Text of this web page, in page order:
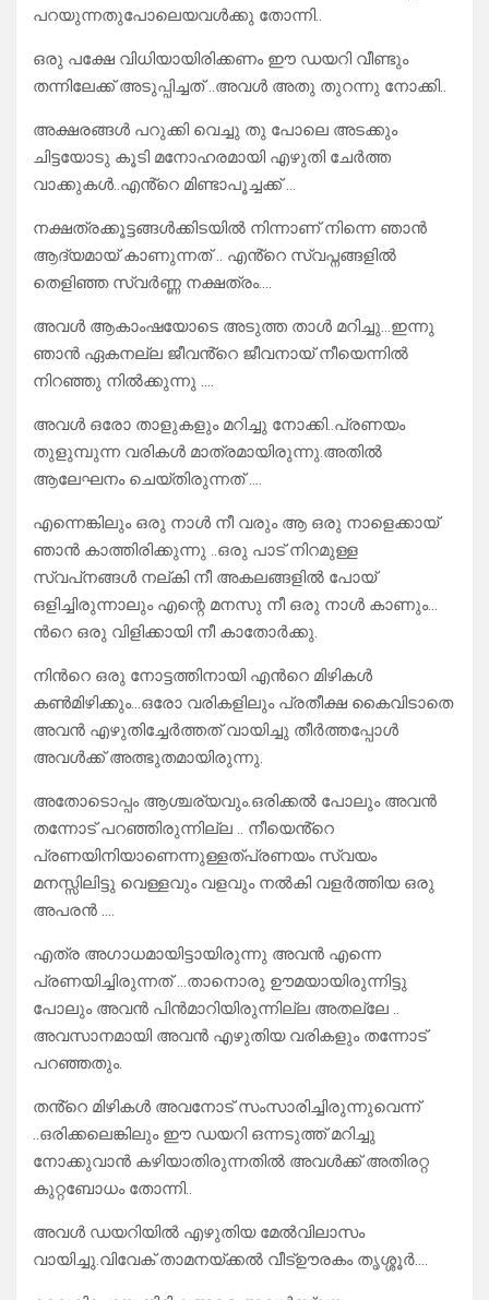
പറയുന്നതുപോലെയവൾക്കു തോന്നി..
ഒരു പക്ഷേ വിധിയായിരിക്കണം ഈ ഡയറി വീണ്ടും
തന്നിലേക്ക് അടുപ്പിച്ചത് ..അവൾ അതു തുറന്നു നോക്കി..
അക്ഷരങ്ങൾ പറുക്കി വെച്ചു തു പോലെ അടക്കും
ചിട്ടയോടു കൂടി മനോഹരമായി എഴുതി ചേർത്ത
വാക്കുകൾ..എൻ്റെ മിണ്ടാപൂച്ചക്ക് …
നക്ഷത്രക്കൂട്ടങ്ങൾക്കിടയിൽ നിന്നാണ് നിന്നെ ഞാൻ
ആദ്യമായ് കാണുന്നത് .. എൻ്റെ സ്വപ്നങ്ങളിൽ
തെളിഞ്ഞ സ്വർണ്ണ നക്ഷത്രം….
അവൾ ആകാംഷയോടെ അടുത്ത താൾ മറിച്ചു…ഇന്നു
ഞാൻ ഏകനല്ല ജീവൻ്റെ ജീവനായ് നീയെന്നിൽ
നിറഞ്ഞു നിൽക്കുന്നു ….
അവൾ ഒരോ താളുകളും മറിച്ചു നോക്കി..പ്രണയം
തുളുമ്പുന്ന വരികൾ മാത്രമായിരുന്നു.അതിൽ
ആലേഘനം ചെയ്തിരുന്നത് ….
എന്നെങ്കിലും ഒരു നാൾ നീ വരും ആ ഒരു നാളെക്കായ്
ഞാൻ കാത്തിരിക്കുന്നു ..ഒരു പാട് നിറമുള്ള
സ്വപ്‌നങ്ങള്‍ നല്കി നീ അകലങ്ങളിൽ പോയ്
ഒളിച്ചിരുന്നാലും എന്റെ മനസു നീ ഒരു നാൾ കാണും…
ന്‍റെ ഒരു വിളിക്കായി നീ കാതോർക്കു.
നിന്‍റെ ഒരു നോട്ടത്തിനായി എന്‍റെ മിഴികള്‍
കൺമിഴിക്കും…ഒരോ വരികളിലും പ്രതീക്ഷ കൈവിടാതെ
അവൻ എഴുതിച്ചേർത്തത് വായിച്ചു തീർത്തപ്പോൾ
അവൾക്ക് അത്ഭുതമായിരുന്നു.
അതോടൊപ്പം ആശ്ചര്യവും.ഒരിക്കൽ പോലും അവൻ
തന്നോട് പറഞ്ഞിരുന്നില്ല .. നീയെൻ്റെ
പ്രണയിനിയാണെന്നുള്ളത്പ്രണയം സ്വയം
മനസ്സിലിട്ടു വെള്ളവും വളവും നൽകി വളർത്തിയ ഒരു
അപരൻ ….
എത്ര അഗാധമായിട്ടായിരുന്നു അവൻ എന്നെ
പ്രണയിച്ചിരുന്നത് …താനൊരു ഊമയായിരുന്നിട്ടു
പോലും അവൻ പിൻമാറിയിരുന്നില്ല അതല്ലേ ..
അവസാനമായി അവൻ എഴുതിയ വരികളും തന്നോട്
പറഞ്ഞതും.
തൻ്റെ മിഴികൾ അവനോട് സംസാരിച്ചിരുന്നുവെന്ന്
..ഒരിക്കലെങ്കിലും ഈ ഡയറി ഒന്നടുത്ത് മറിച്ചു
നോക്കുവാൻ കഴിയാതിരുന്നതിൽ അവൾക്ക് അതിരറ്റ
കുറ്റബോധം തോന്നി..
അവൾ ഡയറിയിൽ എഴുതിയ മേൽവിലാസം
വായിച്ചു.വിവേക് താമനയ്ക്കൽ വീട്ഊരകം തൃശ്ശൂർ….